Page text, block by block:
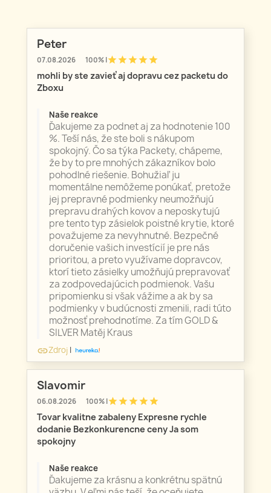
Peter
07.08.2026 100% |starstarstarstarstar
mohli by ste zavieť aj dopravu cez packetu do
Zboxu
Naše reakce
Ďakujeme za podnet aj za hodnotenie 100
%. Teší nás, že ste boli s nákupom
spokojný. Čo sa týka Packety, chápeme,
že by to pre mnohých zákazníkov bolo
pohodlné riešenie. Bohužiaľ ju
momentálne nemôžeme ponúkať, pretože
jej prepravné podmienky neumožňujú
prepravu drahých kovov a neposkytujú
pre tento typ zásielok poistné krytie, ktoré
považujeme za nevyhnutné. Bezpečné
doručenie vašich investícií je pre nás
prioritou, a preto využívame dopravcov,
ktorí tieto zásielky umožňujú prepravovať
za zodpovedajúcich podmienok. Vašu
pripomienku si však vážime a ak by sa
podmienky v budúcnosti zmenili, radi túto
možnosť prehodnotíme. Za tím GOLD &
SILVER Matěj Kraus
linkZdroj |
Slavomir
06.08.2026 100% |starstarstarstarstar
Tovar kvalitne zabaleny Expresne rychle
dodanie Bezkonkurencne ceny Ja som
spokojny
Naše reakce
Ďakujeme za krásnu a konkrétnu spätnú